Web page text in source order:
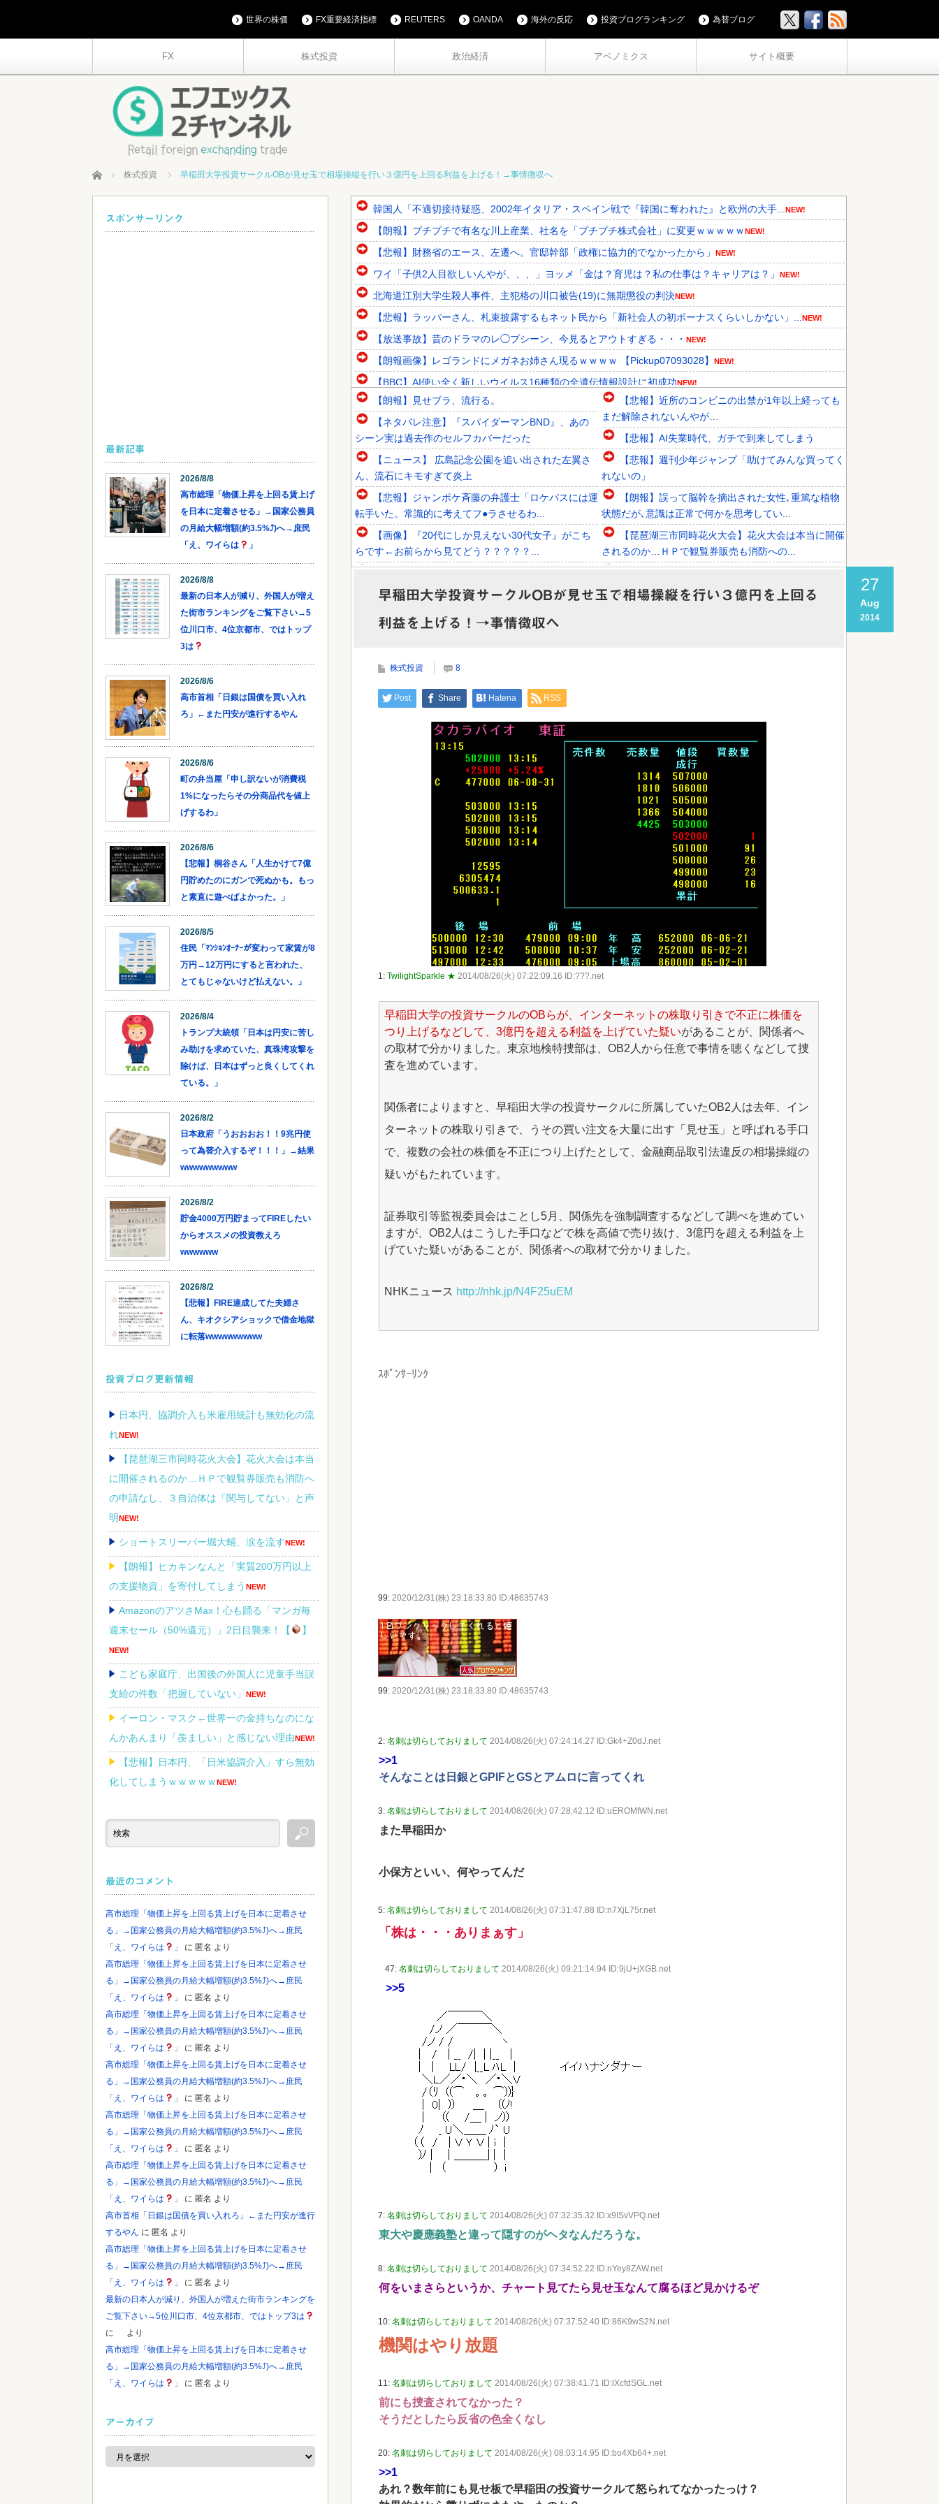
FX 株式投資 政治経済 アベノミクス サイト概要
世界の株価 FX重要経済指標 REUTERS OANDA 海外の反応 投資ブログランキング 為替ブログ
ホーム 株式投資 早稲田大学投資サークルOBが見せ玉で相場操縦を行い３億円を上回る利益を上げる！→事情徴収へ
韓国人「不適切接待疑惑、2002年イタリア・スペイン戦で『韓国に奪われた』と欧州の大手... NEW!
【朗報】プチプチで有名な川上産業、社名を「プチプチ株式会社」に変更ｗｗｗｗｗNEW!
【悲報】財務省のエース、左遷へ。官邸幹部「政権に協力的でなかったから」 NEW!
ワイ「子供2人目欲しいんやが、、、」ヨッメ「金は？育児は？私の仕事は？キャリアは？」 NEW!
北海道江別大学生殺人事件、主犯格の川口被告(19)に無期懲役の判決NEW!
【悲報】ラッパーさん、札束披露するもネット民から「新社会人の初ボーナスくらいしかない」... NEW!
【放送事故】昔のドラマのレ◯プシーン、今見るとアウトすぎる・・・ NEW!
【朗報画像】レゴランドにメガネお姉さん現るｗｗｗｗ 【Pickup07093028】 NEW!
【BBC】AI使い全く新しいウイルス16種類の全遺伝情報設計に初成功NEW!
【驚愕】性行為をしない『友情結婚』をした夫婦、こうなる⇒･･･！！！NEW!
韓国人「フランスの有力紙も大韓サッカー協会前代未聞の不祥事を詳細に報道！」→「国際的ス...NEW!
韓国人「日本人審判も多数含まれていたサッカー協会の衝撃的な接待リストに衝撃の声！」→「...
Powered by livedoor 相互RSS
【朗報】見せブラ、流行る。
【ネタバレ注意】『スパイダーマンBND』、あの
シーン実は過去作のセルフカバーだった
【ニュース】 広島記念公園を追い出された左翼さ
ん、流石にキモすぎて炎上
【悲報】ジャンポケ斉藤の弁護士「ロケバスには運
転手いた。常識的に考えてフ●ラさせるわ...
【画像】『20代にしか見えない30代女子』がこち
らです←お前らから見てどう？？？？？...
異例の警告へ
惑が生まれるｗｗｗｗｗｗｗ
Powered by livedoor 相互RSS
【悲報】近所のコンビニの出禁が1年以上経っても
まだ解除されないんやが…
【悲報】AI失業時代、ガチで到来してしまう
【悲報】週刊少年ジャンプ「助けてみんな買ってく
れないの」
【朗報】誤って脳幹を摘出された女性､重篤な植物
状態だが､意識は正常で何かを思考してい...
【琵琶湖三市同時花火大会】花火大会は本当に開催
されるのか…ＨＰで観覧券販売も消防への...
【正論】岸谷蘭丸「喫煙者の権利がマジで侵害され
27
Aug
2014
早稲田大学投資サークルOBが見せ玉で相場操縦を行い３億円を上回る
利益を上げる！→事情徴収へ
株式投資 8
Post Share Hatena RSS
1: TwilightSparkle ★ 2014/08/26(火) 07:22:09.16 ID:???.net
早稲田大学の投資サークルのOBらが、インターネットの株取り引きで不正に株価を
つり上げるなどして、3億円を超える利益を上げていた疑いがあることが、関係者へ
の取材で分かりました。東京地検特捜部は、OB2人から任意で事情を聴くなどして捜
査を進めています。
関係者によりますと、早稲田大学の投資サークルに所属していたOB2人は去年、イン
ターネットの株取り引きで、うその買い注文を大量に出す「見せ玉」と呼ばれる手口
で、複数の会社の株価を不正につり上げたとして、金融商品取引法違反の相場操縦の
疑いがもたれています。
証券取引等監視委員会はことし5月、関係先を強制調査するなどして調べを進めてい
ますが、OB2人はこうした手口などで株を高値で売り抜け、3億円を超える利益を上
げていた疑いがあることが、関係者への取材で分かりました。
NHKニュース http://nhk.jp/N4F25uEM
ｽﾎﾟﾝｻｰﾘﾝｸ
99: 2020/12/31(株) 23:18:33.80 ID:48635743
99: 2020/12/31(株) 23:18:33.80 ID:48635743
2: 名刺は切らしておりまして 2014/08/26(火) 07:24:14.27 ID:Gk4+Z0dJ.net
>>1
そんなことは日銀とGPIFとGSとアムロに言ってくれ
3: 名刺は切らしておりまして 2014/08/26(火) 07:28:42.12 ID:uEROMfWN.net
また早稲田か
小保方といい、何やってんだ
5: 名刺は切らしておりまして 2014/08/26(火) 07:31:47.88 ID:n7XjL75r.net
「株は・・・ありまぁす」
47: 名刺は切らしておりまして 2014/08/26(火) 09:21:14.94 ID:9jU+jXGB.net
>>5
7: 名刺は切らしておりまして 2014/08/26(火) 07:32:35.32 ID:x9ISvVPQ.net
東大や慶應義塾と違って隠すのがヘタなんだろうな。
8: 名刺は切らしておりまして 2014/08/26(火) 07:34:52.22 ID:nYey8ZAW.net
何をいまさらというか、チャート見てたら見せ玉なんて腐るほど見かけるぞ
10: 名刺は切らしておりまして 2014/08/26(火) 07:37:52.40 ID:86K9wS2N.net
機関はやり放題
11: 名刺は切らしておりまして 2014/08/26(火) 07:38:41.71 ID:lXcfdSGL.net
前にも捜査されてなかった？
そうだとしたら反省の色全くなし
20: 名刺は切らしておりまして 2014/08/26(火) 08:03:14.95 ID:bo4Xb64+.net
>>1
あれ？数年前にも見せ板で早稲田の投資サークルて怒られてなかったっけ？
スポンサーリンク
最新記事
2026/8/8
高市総理「物価上昇を上回る賃上げ
を日本に定着させる」→国家公務員
の月給大幅増額(約3.5%⤴)へ→庶民
「え、ワイらは
」
2026/8/8
最新の日本人が減り、外国人が増え
た街市ランキングをご覧下さい→5
位川口市、4位京都市、ではトップ
3は
2026/8/6
高市首相「日銀は国債を買い入れ
ろ」←また円安が進行するやん
2026/8/6
町の弁当屋「申し訳ないが消費税
1%になったらその分商品代を値上
げするわ」
2026/8/6
【悲報】桐谷さん「人生かけて7億
円貯めたのにガンで死ぬかも。もっ
と素直に遊べばよかった。」
2026/8/5
住民「ﾏﾝｼｮﾝｵｰﾅｰが変わって家賃が8
万円→12万円にすると言われた、
とてもじゃないけど払えない。」
2026/8/4
トランプ大統領「日本は円安に苦し
み助けを求めていた、真珠湾攻撃を
除けば、日本はずっと良くしてくれ
ている。」
2026/8/2
日本政府「うおおおお！！9兆円使
って為替介入するぞ！！！」→結果
wwwwwwwww
2026/8/2
貯金4000万円貯まってFIREしたい
からオススメの投資教えろ
wwwwww
2026/8/2
【悲報】FIRE達成してた夫婦さ
ん、キオクシアショックで借金地獄
に転落wwwwwwwww
投資ブログ更新情報
日本円、協調介入も米雇用統計も無効化の流
れNEW!
【琵琶湖三市同時花火大会】花火大会は本当
に開催されるのか…ＨＰで観覧券販売も消防へ
の申請なし、３自治体は「関与してない」と声
明NEW!
ショートスリーパー堀大輔、涙を流すNEW!
【朗報】ヒカキンなんと「実質200万円以上
の支援物資」を寄付してしまう NEW!
AmazonのアツさMax！心も踊る「マンガ毎
週末セール（50%還元）」2日目襲来！【
】
NEW!
こども家庭庁、出国後の外国人に児童手当誤
支給の件数「把握していない」
NEW!
イーロン・マスク←世界一の金持ちなのにな
んかあんまり「羨ましい」と感じない理由NEW!
【悲報】日本円、「日米協調介入」すら無効
化してしまうｗｗｗｗｗNEW!
最近のコメント
高市総理「物価上昇を上回る賃上げを日本に定着させ
る」→国家公務員の月給大幅増額(約3.5%⤴)へ→庶民
「え、ワイらは
」 に 匿名 より
高市総理「物価上昇を上回る賃上げを日本に定着させ
る」→国家公務員の月給大幅増額(約3.5%⤴)へ→庶民
「え、ワイらは
」 に 匿名 より
高市総理「物価上昇を上回る賃上げを日本に定着させ
る」→国家公務員の月給大幅増額(約3.5%⤴)へ→庶民
「え、ワイらは
」 に 匿名 より
高市総理「物価上昇を上回る賃上げを日本に定着させ
る」→国家公務員の月給大幅増額(約3.5%⤴)へ→庶民
「え、ワイらは
」 に 匿名 より
高市総理「物価上昇を上回る賃上げを日本に定着させ
る」→国家公務員の月給大幅増額(約3.5%⤴)へ→庶民
「え、ワイらは
」 に 匿名 より
高市総理「物価上昇を上回る賃上げを日本に定着させ
る」→国家公務員の月給大幅増額(約3.5%⤴)へ→庶民
「え、ワイらは
」 に 匿名 より
高市首相「日銀は国債を買い入れろ」←また円安が進行
するやん に 匿名 より
高市総理「物価上昇を上回る賃上げを日本に定着させ
る」→国家公務員の月給大幅増額(約3.5%⤴)へ→庶民
「え、ワイらは
」 に 匿名 より
最新の日本人が減り、外国人が増えた街市ランキングを
ご覧下さい→5位川口市、4位京都市、ではトップ3は
に
より
高市総理「物価上昇を上回る賃上げを日本に定着させ
る」→国家公務員の月給大幅増額(約3.5%⤴)へ→庶民
「え、ワイらは
」 に 匿名 より
アーカイブ
ア
カ